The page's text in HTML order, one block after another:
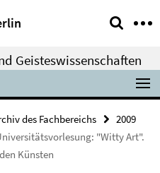
Geisteswissenschaften
des Fachbereichs
2009
"Witty Art".
Künsten